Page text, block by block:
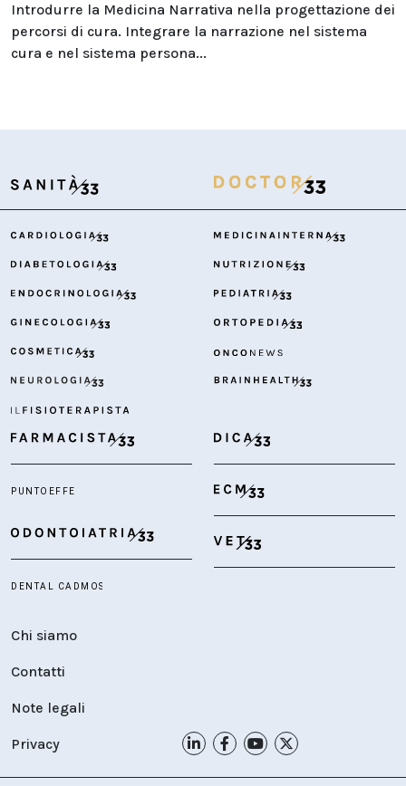
Introdurre la Medicina Narrativa nella progettazione dei
percorsi di cura. Integrare la narrazione nel sistema
cura e nel sistema persona...
Chi siamo
Contatti
Note legali
Privacy